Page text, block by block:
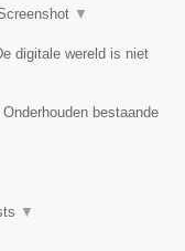
▼
digitale wereld is niet
bestaande
▼